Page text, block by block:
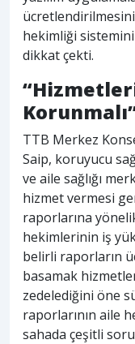
hekimliği
dikkat çekti.
TTB Merkez
Saip, koruyucu
ve aile sağlığı
hizmet vermesi
raporlarına
hekimlerinin iş
belirli raporların
basamak
zedelediğini öne
raporlarının aile
sahada çeşitli